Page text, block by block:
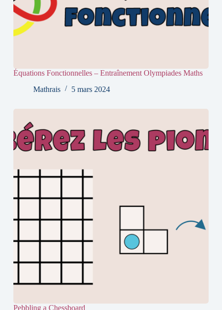
Équations Fonctionnelles – Entraînement Olympiades Maths
Mathrais
5 mars 2024
Pebbling a Chessboard